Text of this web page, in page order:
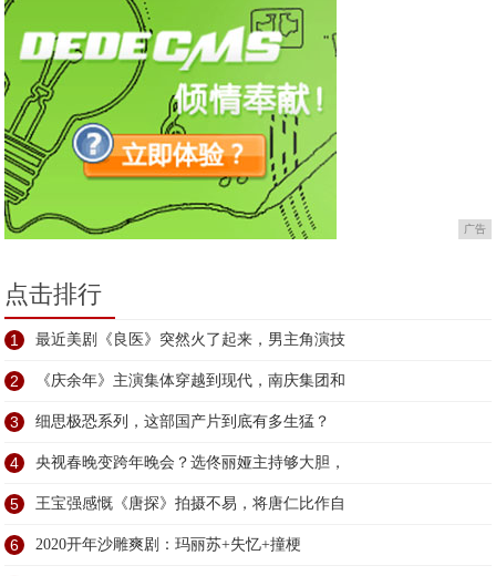
广告
点击排行
1 最近美剧《良医》突然火了起来，男主角演技
2 《庆余年》主演集体穿越到现代，南庆集团和
3 细思极恐系列，这部国产片到底有多生猛？
4 央视春晚变跨年晚会？选佟丽娅主持够大胆，
5 王宝强感慨《唐探》拍摄不易，将唐仁比作自
6 2020开年沙雕爽剧：玛丽苏+失忆+撞梗